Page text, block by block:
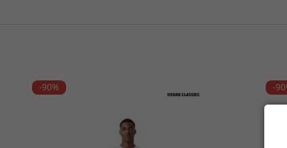
-90% -